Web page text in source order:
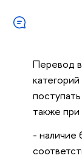
Перевод
также
- наличие